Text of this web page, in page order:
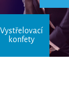
Vystřelovací
konfety